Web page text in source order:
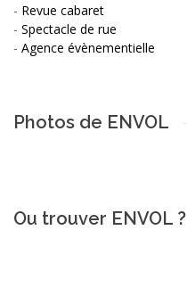
- Revue cabaret
- Spectacle de rue
- Agence évènementielle
Photos de ENVOL
Ou trouver ENVOL ?